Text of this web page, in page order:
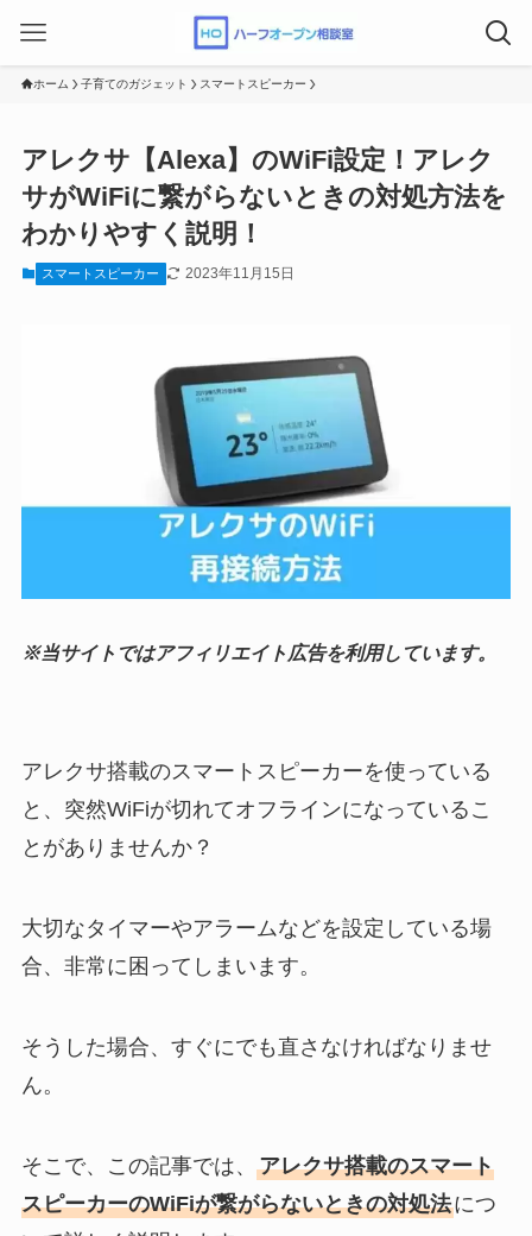
ホーム 子育てのガジェット スマートスピーカー
アレクサ【Alexa】のWiFi設定！アレク
サがWiFiに繋がらないときの対処方法を
わかりやすく説明！
スマートスピーカー 2023年11月15日
※当サイトではアフィリエイト広告を利用しています。
アレクサ搭載のスマートスピーカーを使っている
と、突然WiFiが切れてオフラインになっているこ
とがありませんか？
大切なタイマーやアラームなどを設定している場
合、非常に困ってしまいます。
そうした場合、すぐにでも直さなければなりませ
ん。
そこで、この記事では、 アレクサ搭載のスマート
スピーカーのWiFiが繋がらないときの対処法につ